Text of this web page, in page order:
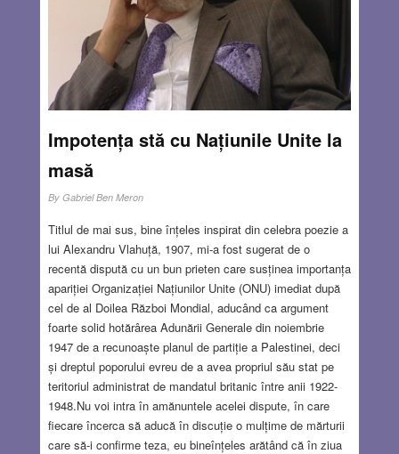
Impotența stă cu Națiunile Unite la
masă
By Gabriel Ben Meron
Titlul de mai sus, bine înțeles inspirat din celebra poezie a
lui Alexandru Vlahuță, 1907, mi-a fost sugerat de o
recentă dispută cu un bun prieten care susținea importanța
apariției Organizației Națiunilor Unite (ONU) imediat după
cel de al Doilea Război Mondial, aducând ca argument
foarte solid hotărârea Adunării Generale din noiembrie
1947 de a recunoaște planul de partiție a Palestinei, deci
și dreptul poporului evreu de a avea propriul său stat pe
teritoriul administrat de mandatul britanic între anii 1922-
1948.Nu voi intra în amănuntele acelei dispute, în care
fiecare încerca să aducă în discuție o mulțime de mărturii
care să-i confirme teza, eu bineînțeles arătând că în ziua